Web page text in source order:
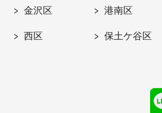
金沢区 港南区
西区 保土ケ谷区